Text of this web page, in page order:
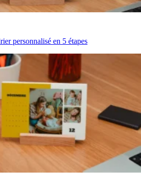
personnalisé en 5 étapes